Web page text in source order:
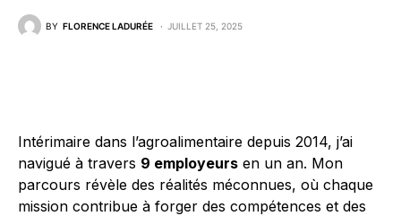
BY FLORENCE LADURÉE JUILLET 25, 2025
Intérimaire dans l’agroalimentaire depuis 2014, j’ai
navigué à travers 9 employeurs en un an. Mon
parcours révèle des réalités méconnues, où chaque
mission contribue à forger des compétences et des